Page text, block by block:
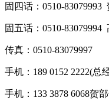
固四话：0510-83079993
固五话：0510-83079994
传真：0510-83079997
手机：189 0152 2222(总
手机：133 3878 6068贺